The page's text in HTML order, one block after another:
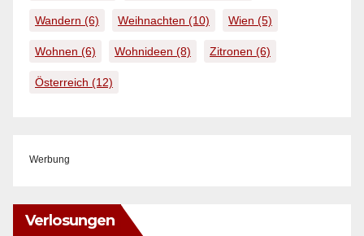
Wandern (6) Weihnachten (10) Wien (5)
Wohnen (6) Wohnideen (8) Zitronen (6)
Österreich (12)
Werbung
Verlosungen